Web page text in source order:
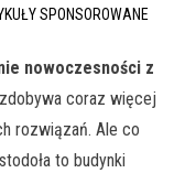
SPONSOROWANE
nowoczesności z
coraz więcej
rozwiązań. Ale co
to budynki